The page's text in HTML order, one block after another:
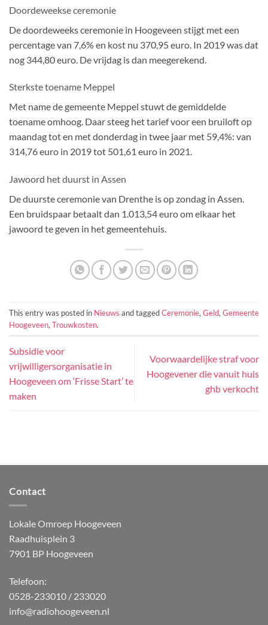
Doordeweekse ceremonie
De doordeweeks ceremonie in Hoogeveen stijgt met een
percentage van 7,6% en kost nu 370,95 euro. In 2019 was dat
nog 344,80 euro. De vrijdag is dan meegerekend.
Sterkste toename Meppel
Met name de gemeente Meppel stuwt de gemiddelde
toename omhoog. Daar steeg het tarief voor een bruiloft op
maandag tot en met donderdag in twee jaar met 59,4%: van
314,76 euro in 2019 tot 501,61 euro in 2021.
Jawoord het duurst in Assen
De duurste ceremonie van Drenthe is op zondag in Assen.
Een bruidspaar betaalt dan 1.013,54 euro om elkaar het
jawoord te geven in het gemeentehuis.
This entry was posted in Nieuws and taggedCeremonie, Geld, Gemeente
Hoogeveen, Trouwkosten.
Subsidie voor
vrijwilligersorganisatie in
Hoogeveen om ‘Frisse Start’ te
maken
Voorwaardelijke straf voor
Hoogevener die vanuit huis
ghb verkocht
Contact
Lokale Omroep Hoogeveen
Raadhuisplein 3
7901 BP Hoogeveen
Telefoon:
0528-233010 / 233020
info@radiohoogeveen.nl